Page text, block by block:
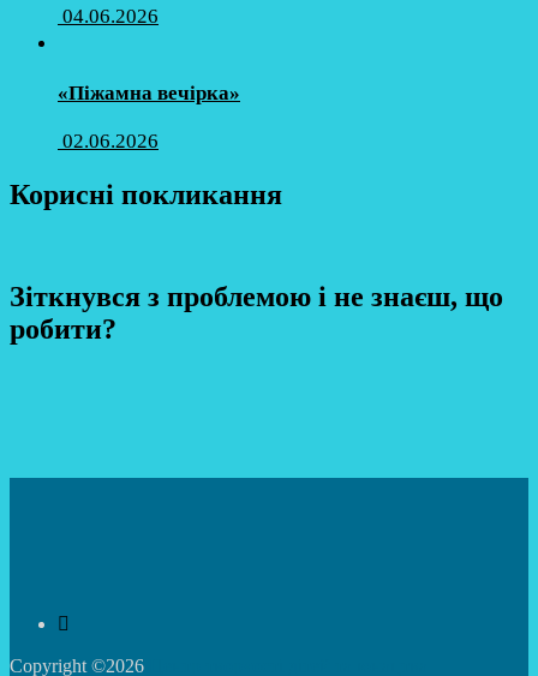
04.06.2026
«Піжамна вечірка»
02.06.2026
Корисні покликання
Зіткнувся з проблемою і не знаєш, що
робити?
Copyright ©2026